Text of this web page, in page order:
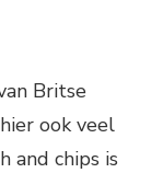
Britse
ook veel
and chips is